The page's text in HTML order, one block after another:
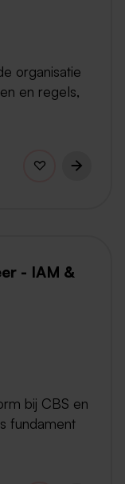
organisatie
en regels,
- IAM &
bij CBS en
fundament